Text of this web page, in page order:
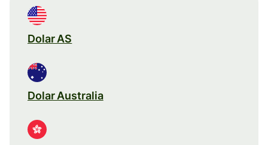
Dolar AS
Dolar Australia